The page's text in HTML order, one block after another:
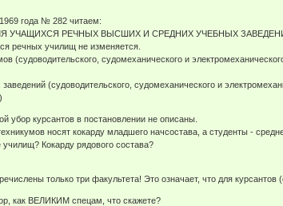
года № 282 читаем:
РЕЧНЫХ ВЫСШИХ И СРЕДНИХ УЧЕБНЫХ
речных училищ не изменяется.
судомеханического и
(судоводительского, судомеханического и
курсантов в постановлении не описаны.
носят кокарду младшего начсостава, а студенты -
Кокарду рядового состава?
только три факультета! Это означает, что для курсантов
как ВЕЛИКИМ спецам, что скажете?